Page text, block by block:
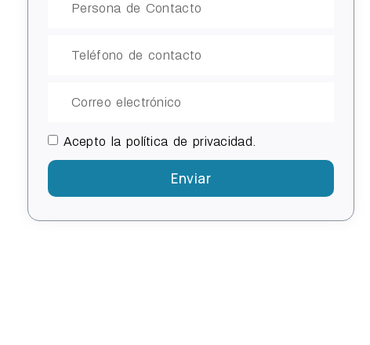
Acepto la política de privacidad.
Enviar